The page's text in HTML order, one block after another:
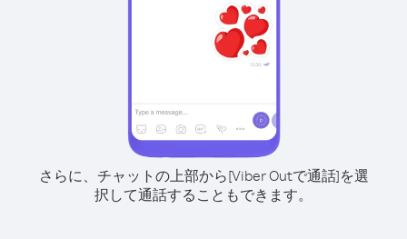
さらに、チャットの上部から[Viber Outで通話]を選
択して通話することもできます。